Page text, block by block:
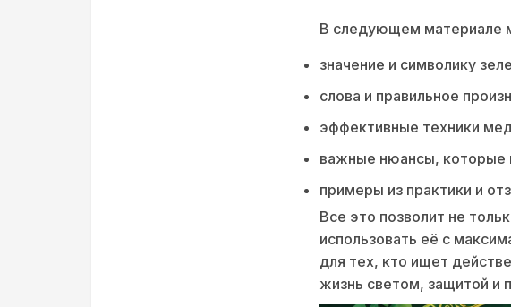
В следующем материале
значение и символику
слова и правильное
эффективные техники
важные нюансы, которые
примеры из практики и
Все это позволит не
использовать её с
для тех, кто ищет
жизнь светом, защитой и